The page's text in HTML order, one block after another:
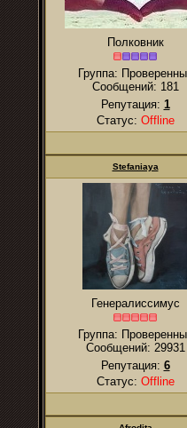
Полковник
Группа:
Сообщений: 181
Репутация: 1
Статус: Offline
Stefaniaya
Генералиссимус
Группа:
Сообщений: 29931
Репутация: 6
Статус: Offline